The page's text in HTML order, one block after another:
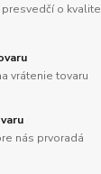
presvedčí o kvalite
vrátenie tovaru
nás prvoradá